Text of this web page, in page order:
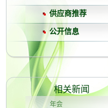
供应商推荐
公开信息
相关新闻
年会